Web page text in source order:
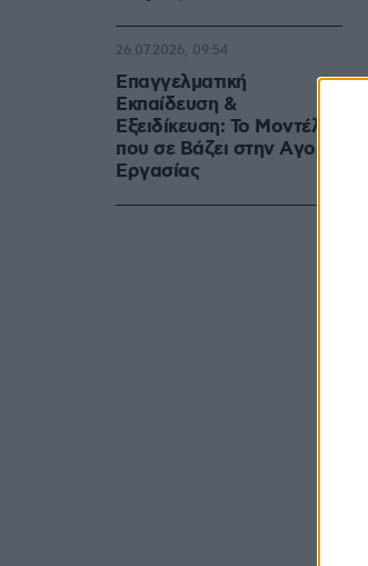
Επαγγελματική
Εκπαίδευση &
Εξειδίκευση: Το Mοντέλο
που σε Bάζει στην Aγορά
Eργασίας
26.07.2026, 09:54